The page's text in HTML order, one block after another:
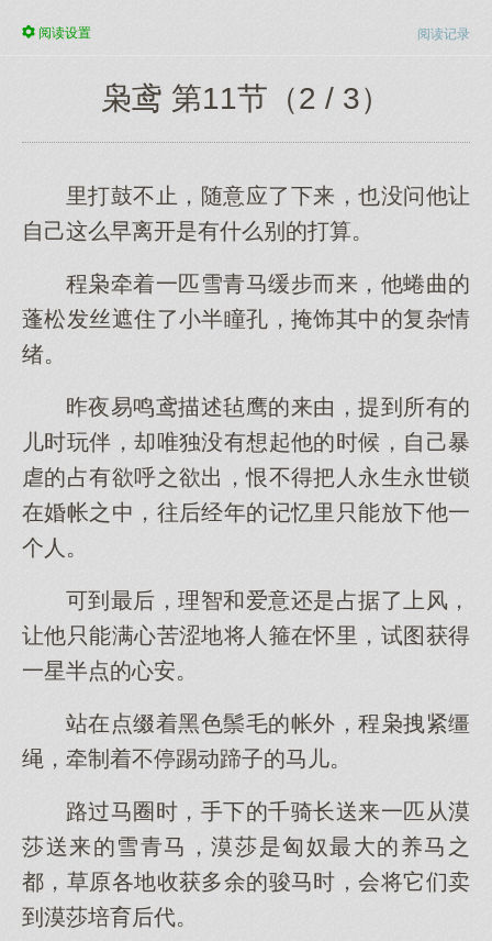
阅读记录
阅读设置
枭鸢 第11节（2 / 3）
里打鼓不止，随意应了下来，也没问他让
自己这么早离开是有什么别的打算。
程枭牵着一匹雪青马缓步而来，他蜷曲的
蓬松发丝遮住了小半瞳孔，掩饰其中的复杂情
绪。
昨夜易鸣鸢描述毡鹰的来由，提到所有的
儿时玩伴，却唯独没有想起他的时候，自己暴
虐的占有欲呼之欲出，恨不得把人永生永世锁
在婚帐之中，往后经年的记忆里只能放下他一
个人。
可到最后，理智和爱意还是占据了上风，
让他只能满心苦涩地将人箍在怀里，试图获得
一星半点的心安。
站在点缀着黑色鬃毛的帐外，程枭拽紧缰
绳，牵制着不停踢动蹄子的马儿。
路过马圈时，手下的千骑长送来一匹从漠
莎送来的雪青马，漠莎是匈奴最大的养马之
都，草原各地收获多余的骏马时，会将它们卖
到漠莎培育后代。